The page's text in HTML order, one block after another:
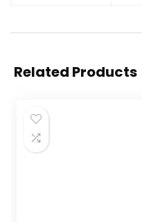
Related Products